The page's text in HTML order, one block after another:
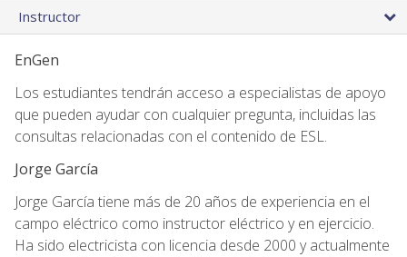
Instructor
EnGen
Los estudiantes tendrán acceso a especialistas de apoyo
que pueden ayudar con cualquier pregunta, incluidas las
consultas relacionadas con el contenido de ESL.
Jorge García
Jorge García tiene más de 20 años de experiencia en el
campo eléctrico como instructor eléctrico y en ejercicio.
Ha sido electricista con licencia desde 2000 y actualmente